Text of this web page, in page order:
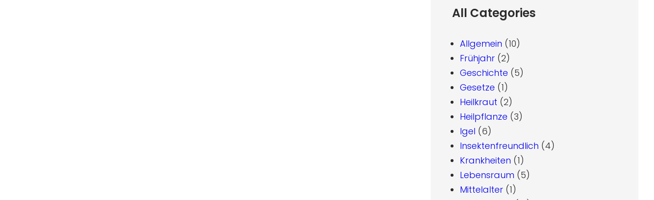
All Categories
Allgemein (10)
Frühjahr (2)
Geschichte (5)
Gesetze (1)
Heilkraut (2)
Heilpflanze (3)
Igel (6)
Insektenfreundlich (4)
Krankheiten (1)
Lebensraum (5)
Mittelalter (1)